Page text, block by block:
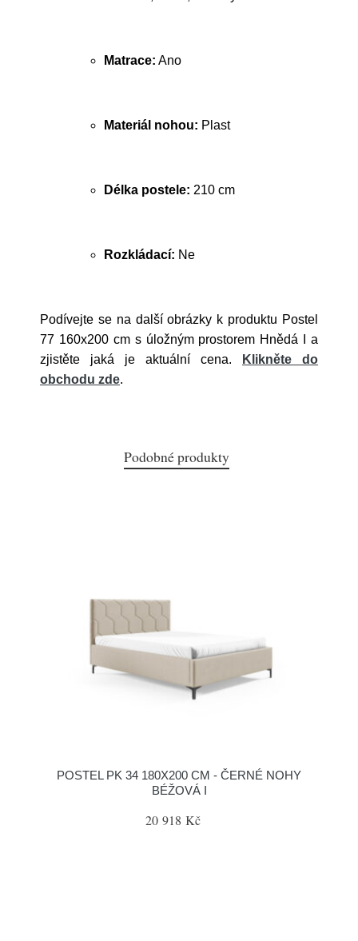
Matrace: Ano
Materiál nohou: Plast
Délka postele: 210 cm
Rozkládací: Ne
Podívejte se na další obrázky k produktu Postel
77 160x200 cm s úložným prostorem Hnědá I a
zjistěte jaká je aktuální cena.
Klikněte do
obchodu zde.
Podobné produkty
POSTEL PK 34 180X200 CM - ČERNÉ NOHY
BÉŽOVÁ I
20 918 Kč